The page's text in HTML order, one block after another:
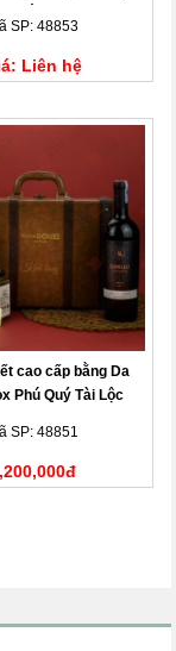
SP: 48853
Liên hệ
cao cấp bằng Da
Phú Quý Tài Lộc
SP: 48851